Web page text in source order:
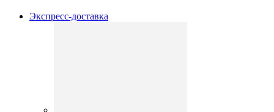
Экспресс-доставка